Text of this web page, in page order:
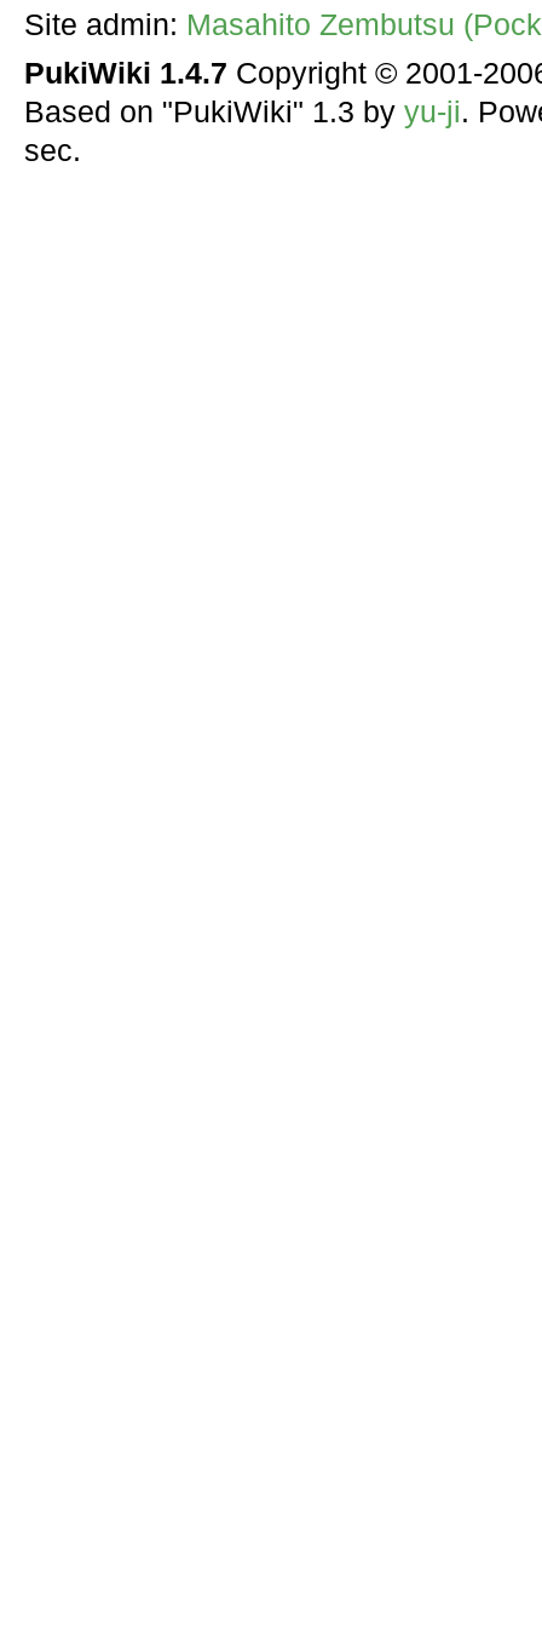
Site admin: Masahito Zembutsu
PukiWiki 1.4.7 Copyright © 2001-
Based on "PukiWiki" 1.3 by yu-ji.
sec.